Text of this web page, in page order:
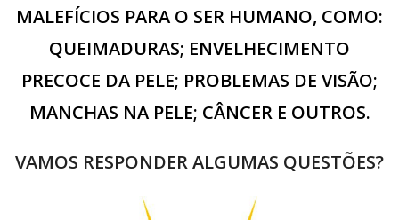
MALEFÍCIOS PARA O SER HUMANO, COMO:
QUEIMADURAS; ENVELHECIMENTO
PRECOCE DA PELE; PROBLEMAS DE VISÃO;
MANCHAS NA PELE; CÂNCER E OUTROS.
VAMOS RESPONDER ALGUMAS QUESTÕES?